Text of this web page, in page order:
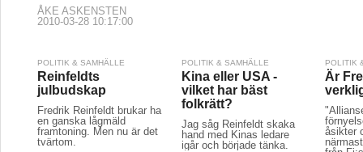
ÅKE ASKENSTEN
2010-03-28 10:17:00
POLITIK & SAMHÄLLE
Reinfeldts
julbudskap
Fredrik Reinfeldt brukar ha
en ganska lågmäld
framtoning. Men nu är det
tvärtom.
POLITIK & SAMHÄLLE
Kina eller USA -
vilket har bäst
folkrätt?
Jag såg Reinfeldt skaka
hand med Kinas ledare
igår och började tänka.
POLITIK
Är
åsikter